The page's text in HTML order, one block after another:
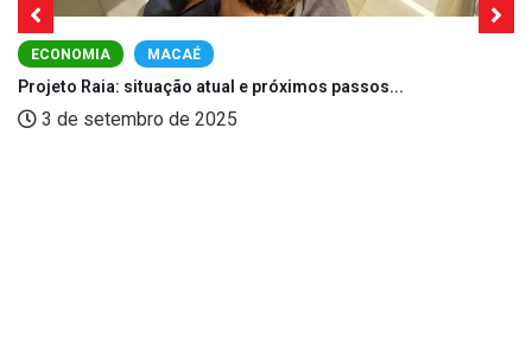
ECONOMIA MACAÉ
Projeto Raia: situação atual e próximos passos...
3 de setembro de 2025